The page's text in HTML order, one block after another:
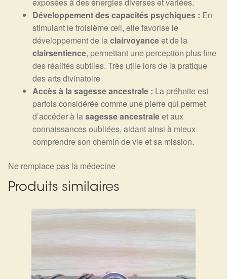
Développement des capacités psychiques : En
stimulant le troisième œil, elle favorise le
développement de laclairvoyanceet de la
clairsentience, permettant une perception plus fine
des réalités subtiles. Très utile lors de la pratique
des arts divinatoire
Accès à la sagesse ancestrale : La préhnite est
parfois considérée comme une pierre qui permet
d’accéder à lasagesse ancestraleet aux
connaissances oubliées, aidant ainsi à mieux
comprendre son chemin de vie et sa mission.
Ne remplace pas la médecine
Produits similaires